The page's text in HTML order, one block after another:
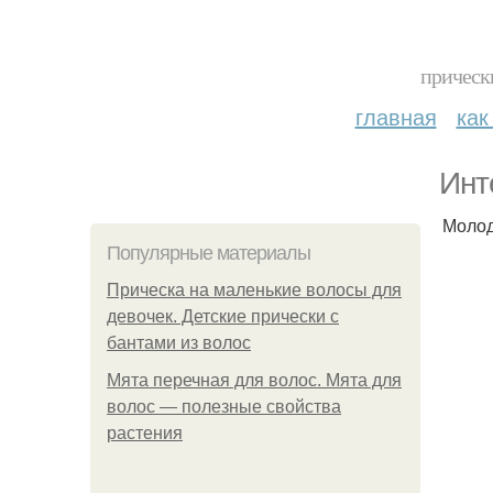
главная
Популярные материалы
Прическа на маленькие волосы для
девочек. Детские прически с
бантами из волос
Мята перечная для волос. Мята для
волос — полезные свойства
растения